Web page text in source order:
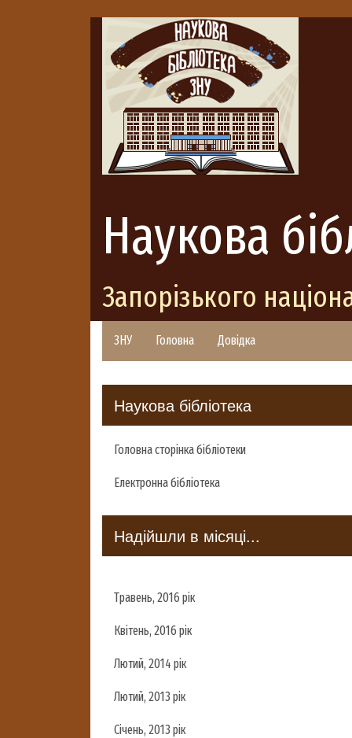
Наукова
Запорізького
ЗНУ Головна Довідка
Наукова бібліотека
Головна сторінка бібліотеки
Електронна бібліотека
Надійшли в місяці...
Травень, 2016 рік
Квітень, 2016 рік
Лютий, 2014 рік
Лютий, 2013 рік
Січень, 2013 рік